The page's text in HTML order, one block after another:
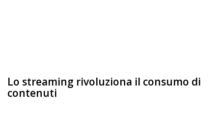
Lo streaming rivoluziona il consumo di
contenuti